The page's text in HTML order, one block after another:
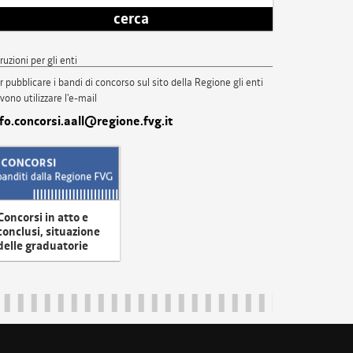
cerca
per gli enti
pubblicare i bandi di concorso sul sito della Regione gli enti
utilizzare l'e-mail
in atto e
situazione
graduatorie